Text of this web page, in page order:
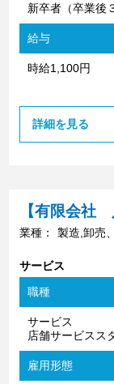
新卒者（卒業後
給与
時給1,100円
詳細を見る
【有限会社
業種： 製造,卸売
サービス
職種
サービス
店舗サービスス
雇用形態